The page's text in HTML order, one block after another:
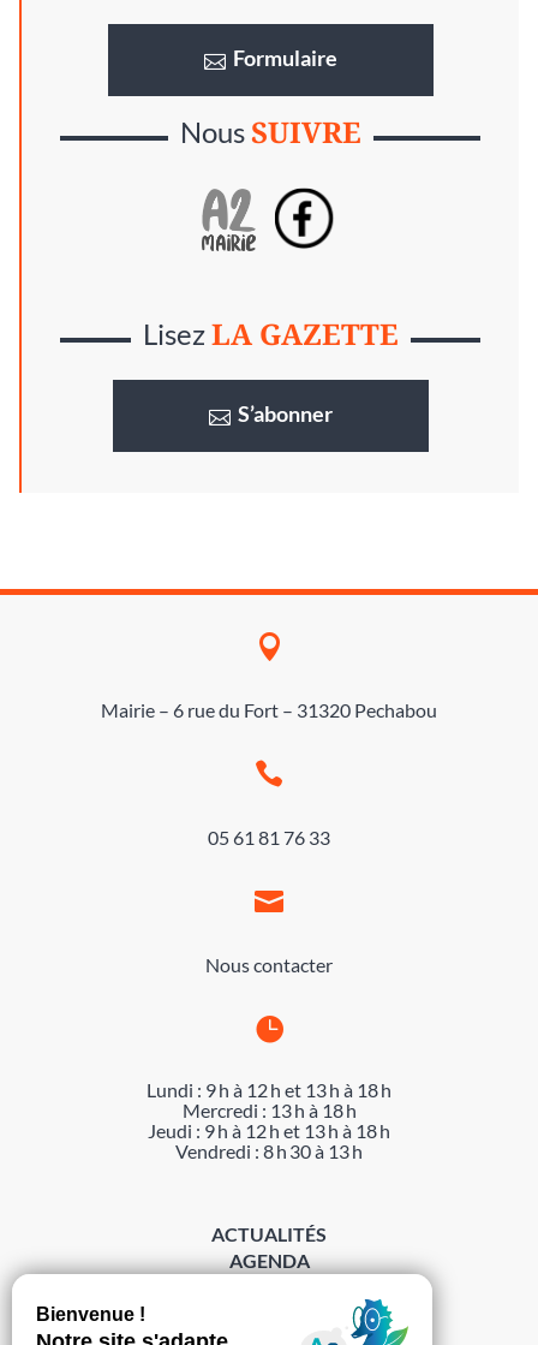
Formulaire
NousSUIVRE
LisezLA GAZETTE
S’abonner

Mairie – 6 rue du Fort – 31320 Pechabou

05 61 81 76 33

Nous contacter

Lundi : 9 h à 12 h et 13 h à 18 h
Mercredi : 13 h à 18 h
Jeudi : 9 h à 12 h et 13 h à 18 h
Vendredi : 8 h 30 à 13 h
ACTUALITÉS
AGENDA
MENTIONS LÉGALES